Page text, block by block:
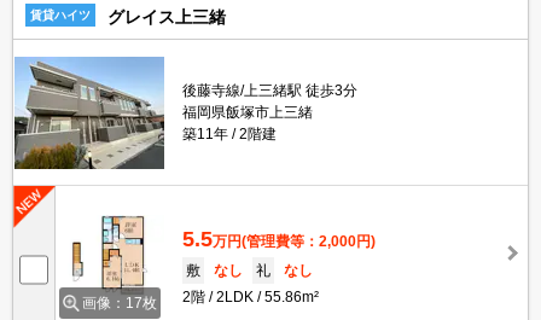
賃貸ハイツ グレイス上三緒
後藤寺線/上三緒駅 徒歩3分
福岡県飯塚市上三緒
築11年
2階建
画像：17枚
5.5万円(管理費等：2,000円)
敷
なし 礼
なし
2階
2LDK 55.86m²